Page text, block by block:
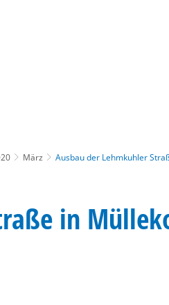
März Ausbau der Lehmkuhler
in